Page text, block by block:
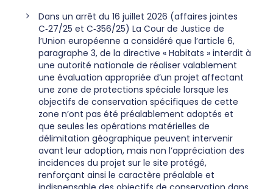
Dans un arrêt du 16 juillet 2026 (affaires jointes
C‑27/25 et C‑356/25) La Cour de Justice de
l’Union européenne a considéré que l’article 6,
paragraphe 3, de la directive « Habitats » interdit à
une autorité nationale de réaliser valablement
une évaluation appropriée d’un projet affectant
une zone de protections spéciale lorsque les
objectifs de conservation spécifiques de cette
zone n’ont pas été préalablement adoptés et
que seules les opérations matérielles de
délimitation géographique peuvent intervenir
avant leur adoption, mais non l’appréciation des
incidences du projet sur le site protégé,
renforçant ainsi le caractère préalable et